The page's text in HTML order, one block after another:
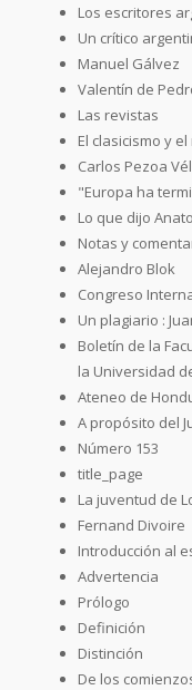
Los escritores
Un crítico
Manuel Gálvez
Valentín de
Las revistas
El clasicismo y
Carlos Pezoa
"Europa ha
Lo que dijo
Notas y
Alejandro Blok
Congreso
Un plagiario :
Boletín de la
la Universidad
Ateneo de
A propósito del
Número 153
title_page
La juventud de
Fernand Divoire
Introducción al
Advertencia
Prólogo
Definición
Distinción
De los